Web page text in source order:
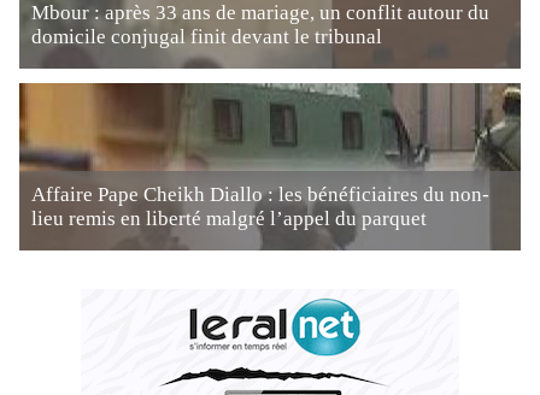
Mbour : après 33 ans de mariage, un conflit autour du
domicile conjugal finit devant le tribunal
Affaire Pape Cheikh Diallo : les bénéficiaires du non-
lieu remis en liberté malgré l’appel du parquet